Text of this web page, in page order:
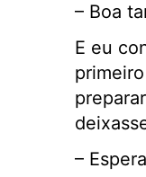
– Boa
E eu
–